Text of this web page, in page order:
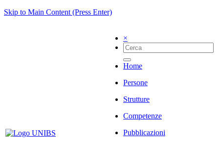
Skip to Main Content (Press Enter)
×
Home
Persone
Strutture
Competenze
Pubblicazioni